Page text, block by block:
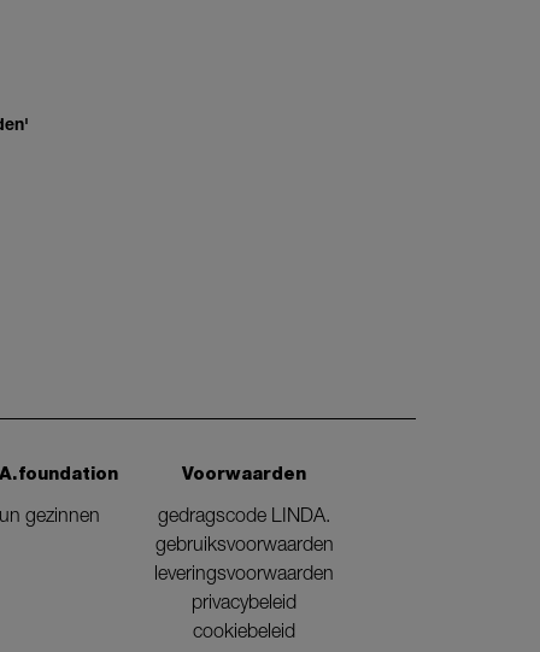
gezinnen
Voorwaarden
gedragscode LINDA.
gebruiksvoorwaarden
leveringsvoorwaarden
privacybeleid
cookiebeleid